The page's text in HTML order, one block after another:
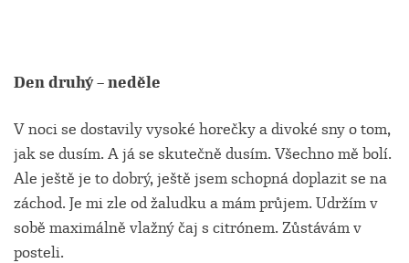
Den druhý – neděle
V noci se dostavily vysoké horečky a divoké sny o tom,
jak se dusím. A já se skutečně dusím. Všechno mě bolí.
Ale ještě je to dobrý, ještě jsem schopná doplazit se na
záchod. Je mi zle od žaludku a mám průjem. Udržím v
sobě maximálně vlažný čaj s citrónem. Zůstávám v
posteli.